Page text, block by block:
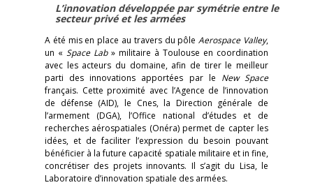
L’innovation développée par symétrie entre le
secteur privé et les armées
A été mis en place au travers du pôleAerospace Valley,
un « Space Lab» militaire à Toulouse en coordination
avec les acteurs du domaine, afin de tirer le meilleur
parti des innovations apportées par le New Space
français. Cette proximité avec l’Agence de l’innovation
de défense (AID), le Cnes, la Direction générale de
l’armement (DGA), l’Office national d’études et de
recherches aérospatiales (Onéra) permet de capter les
idées, et de faciliter l’expression du besoin pouvant
bénéficier à la future capacité spatiale militaire et in fine,
concrétiser des projets innovants. Il s’agit du Lisa, le
Laboratoire d’innovation spatiale des armées.